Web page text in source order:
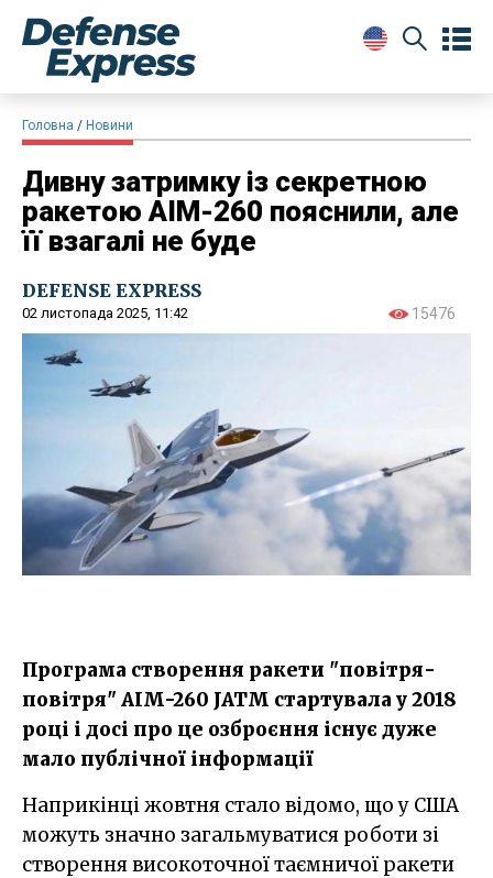
Головна Новини
Дивну затримку із секретною
ракетою AIM-260 пояснили, але
її взагалі не буде
DEFENSE EXPRESS
02 листопада 2025, 11:42 15476
Програма створення ракети "повітря-
повітря" AIM-260 JATM стартувала у 2018
році і досі про це озброєння існує дуже
мало публічної інформації
Наприкінці жовтня стало відомо, що у США
можуть значно загальмуватися роботи зі
створення високоточної таємничої ракети